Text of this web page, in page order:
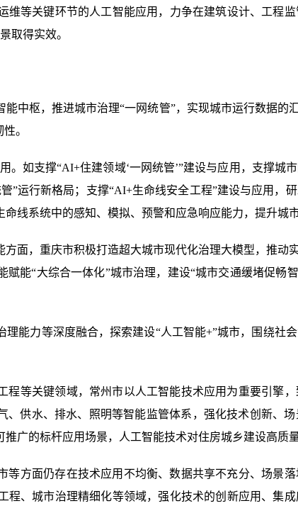
维等关键环节的人工智能应用，力争在建筑设计、工程
取得实效。
中枢，推进城市治理“一网统管”，实现城市运行数据的
。
。如支撑“AI+住建领域‘一网统管’”建设与应用，支撑城
”运行新格局；支撑“AI+生命线安全工程”建设与应用，
线系统中的感知、模拟、预警和应急响应能力，提升城
面，重庆市积极打造超大城市现代化治理大模型，推动
能“大综合一体化”城市治理，建设“城市交通缓堵促畅
能力等深度融合，探索建设“人工智能+”城市，围绕社
等关键领域，常州市以人工智能技术应用为重要引擎
供水、排水、照明等智能监管体系，强化技术创新、
广的标杆应用场景，人工智能技术对住房城乡建设高质
等方面仍存在技术应用不均衡、数据共享不充分、场景
程、城市治理精细化等领域，强化技术的创新应用、集